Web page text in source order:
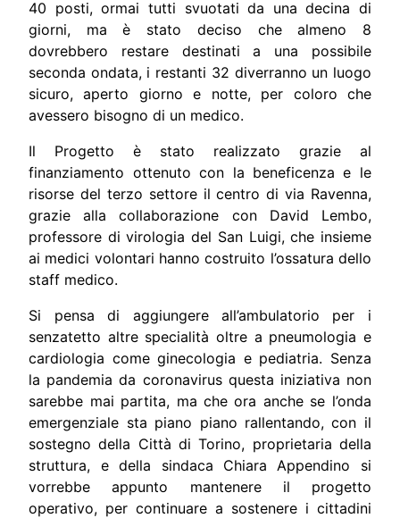
40 posti, ormai tutti svuotati da una decina di
giorni, ma è stato deciso che almeno 8
dovrebbero restare destinati a una possibile
seconda ondata, i restanti 32 diverranno un luogo
sicuro, aperto giorno e notte, per coloro che
avessero bisogno di un medico.
Il Progetto è stato realizzato grazie al
finanziamento ottenuto con la beneficenza e le
risorse del terzo settore il centro di via Ravenna,
grazie alla collaborazione con David Lembo,
professore di virologia del San Luigi, che insieme
ai medici volontari hanno costruito l’ossatura dello
staff medico.
Si pensa di aggiungere all’ambulatorio per i
senzatetto altre specialità oltre a pneumologia e
cardiologia come ginecologia e pediatria. Senza
la pandemia da coronavirus questa iniziativa non
sarebbe mai partita, ma che ora anche se l’onda
emergenziale sta piano piano rallentando, con il
sostegno della Città di Torino, proprietaria della
struttura, e della sindaca Chiara Appendino si
vorrebbe appunto mantenere il progetto
operativo, per continuare a sostenere i cittadini